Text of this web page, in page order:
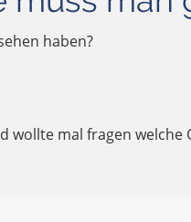
haben?
wollte mal fragen